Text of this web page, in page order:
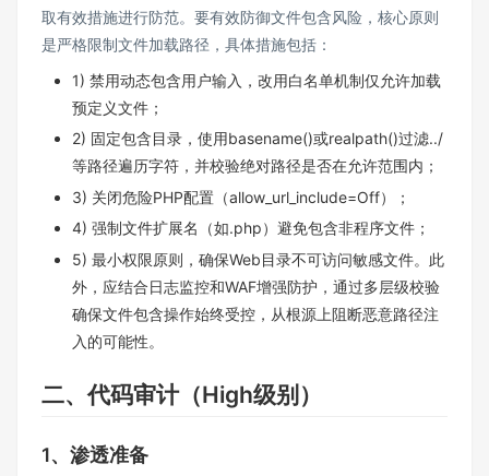
取有效措施进行防范。要有效防御文件包含风险，核心原则
是严格限制文件加载路径，具体措施包括：
1) 禁用动态包含用户输入，改用白名单机制仅允许加载
预定义文件；
2) 固定包含目录，使用basename()或realpath()过滤../
等路径遍历字符，并校验绝对路径是否在允许范围内；
3) 关闭危险PHP配置（allow_url_include=Off）；
4) 强制文件扩展名（如.php）避免包含非程序文件；
5) 最小权限原则，确保Web目录不可访问敏感文件。此
外，应结合日志监控和WAF增强防护，通过多层级校验
确保文件包含操作始终受控，从根源上阻断恶意路径注
入的可能性。
二、代码审计（High级别）
1、渗透准备